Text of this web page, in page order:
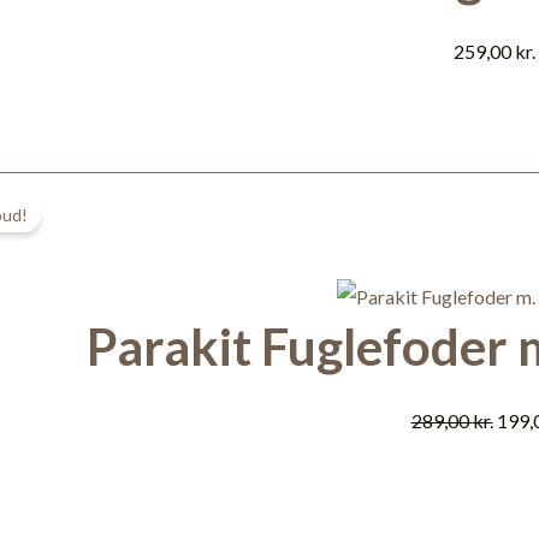
259,00kr.
Parakit Fuglefoder
289,00kr.
var: